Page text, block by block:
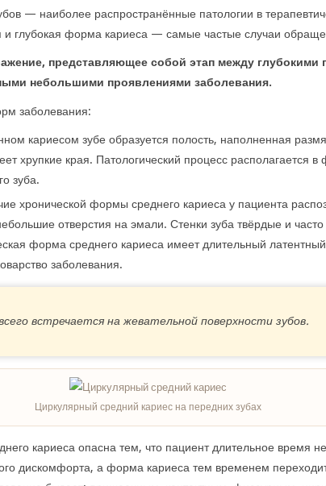
— наиболее распространённые патологии в
и глубокая форма кариеса — самые частые случаи
представляющее собой этап между глубокими
небольшими проявлениями заболевания.
заболевания:
кариесом зубе образуется полость, наполненная
хрупкие края. Патологический процесс располагается в
зуба.
хронической формы среднего кариеса у пациента
отверстия на эмали. Стенки зуба твёрдые и
форма среднего кариеса имеет длительный
заболевания.
встречается на жевательной поверхности зубов.
Циркулярный средний кариес на передних зубах
кариеса опасна тем, что пациент длительное время не
дискомфорта, а форма кариеса тем временем